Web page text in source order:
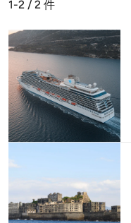
1-2 / 2 件